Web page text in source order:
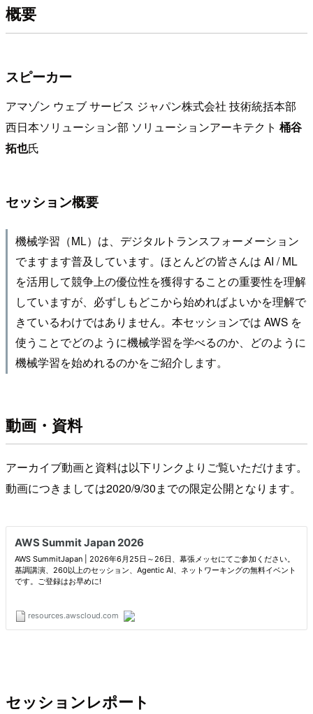
概要
スピーカー
アマゾン ウェブ サービス ジャパン株式会社 技術統括本部
西日本ソリューション部 ソリューションアーキテクト 桶谷
拓也氏
セッション概要
機械学習（ML）は、デジタルトランスフォーメーション
でますます普及しています。ほとんどの皆さんは AI / ML
を活用して競争上の優位性を獲得することの重要性を理解
していますが、必ずしもどこから始めればよいかを理解で
きているわけではありません。本セッションでは AWS を
使うことでどのように機械学習を学べるのか、どのように
機械学習を始めれるのかをご紹介します。
動画・資料
アーカイブ動画と資料は以下リンクよりご覧いただけます。
動画につきましては2020/9/30までの限定公開となります。
セッションレポート